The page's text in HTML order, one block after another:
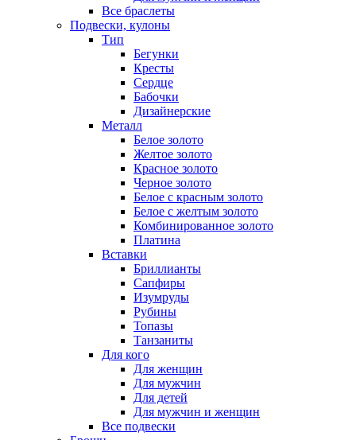
Все браслеты
Подвески, кулоны
Тип
Бегунки
Кресты
Сердце
Бабочки
Дизайнерские
Металл
Белое золото
Желтое золото
Красное золото
Черное золото
Белое с красным золото
Белое с желтым золото
Комбинированное золото
Платина
Вставки
Бриллианты
Сапфиры
Изумруды
Рубины
Топазы
Танзаниты
Для кого
Для женщин
Для мужчин
Для детей
Для мужчин и женщин
Все подвески